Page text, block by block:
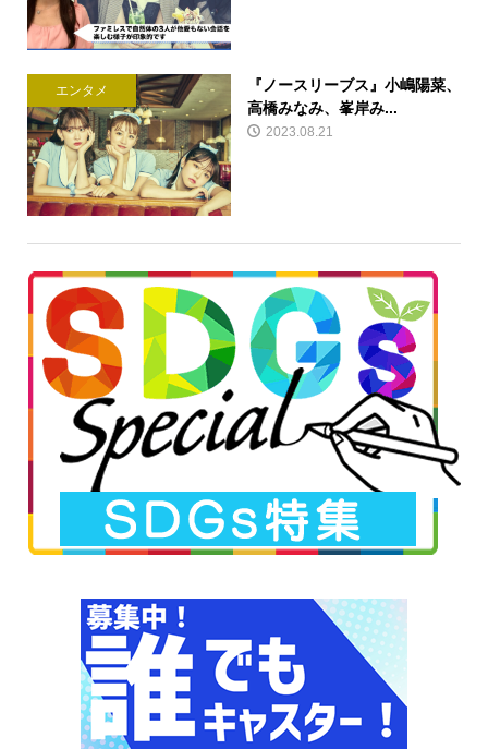
エンタメ
『ノースリーブス』小嶋陽菜、
高橋みなみ、峯岸み...
2023.08.21